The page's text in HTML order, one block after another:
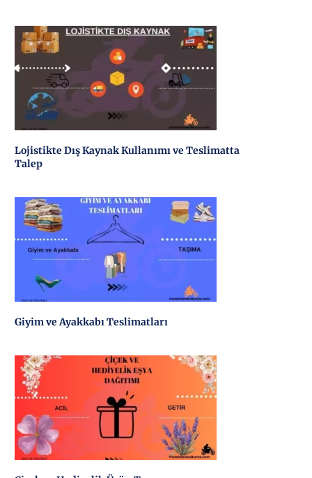
Lojistikte Dış Kaynak Kullanımı ve Teslimatta
Talep
Giyim ve Ayakkabı Teslimatları